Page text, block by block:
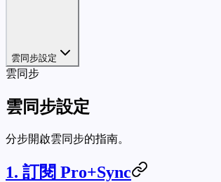
雲同步設定
雲同步
雲同步設定
分步開啟雲同步的指南。
1. 訂閱 Pro+Sync